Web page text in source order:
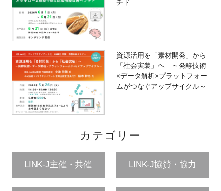
チド
資源活用を「素材開発」から
「社会実装」へ ～発酵技術
×データ解析×プラットフォー
ムがつなぐアップサイクル～
カテゴリー
LINK-J主催・共催 LINK-J協賛・協力